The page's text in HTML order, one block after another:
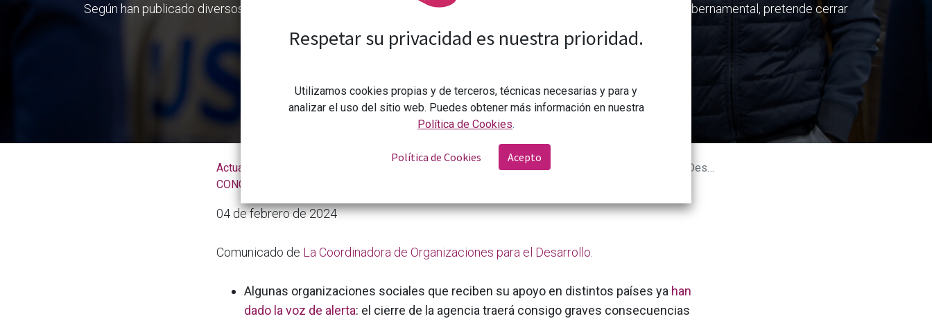
Según han publicado diversos medios internacionales, Elon Musk, responsable del Departamento de Eficiencia Gubernamental, pretende cerrar
Actualidad de la
CONGDCAR
Los riesgos mundiales de cerrar la Agencia de Estados Unidos para el Desarrollo Internacional
04 de febrero de 2024
Comunicado de La Coordinadora de Organizaciones para el Desarrollo.
Algunas organizaciones sociales que reciben su apoyo en distintos países ya han
dado la voz de alerta: el cierre de la agencia traerá consigo graves consecuencias
Respetar su privacidad es nuestra prioridad.
Utilizamos cookies propias y de terceros, técnicas necesarias y para y
analizar el uso del sitio web. Puedes obtener más información en nuestra
Política de Cookies.
Política de Cookies Acepto